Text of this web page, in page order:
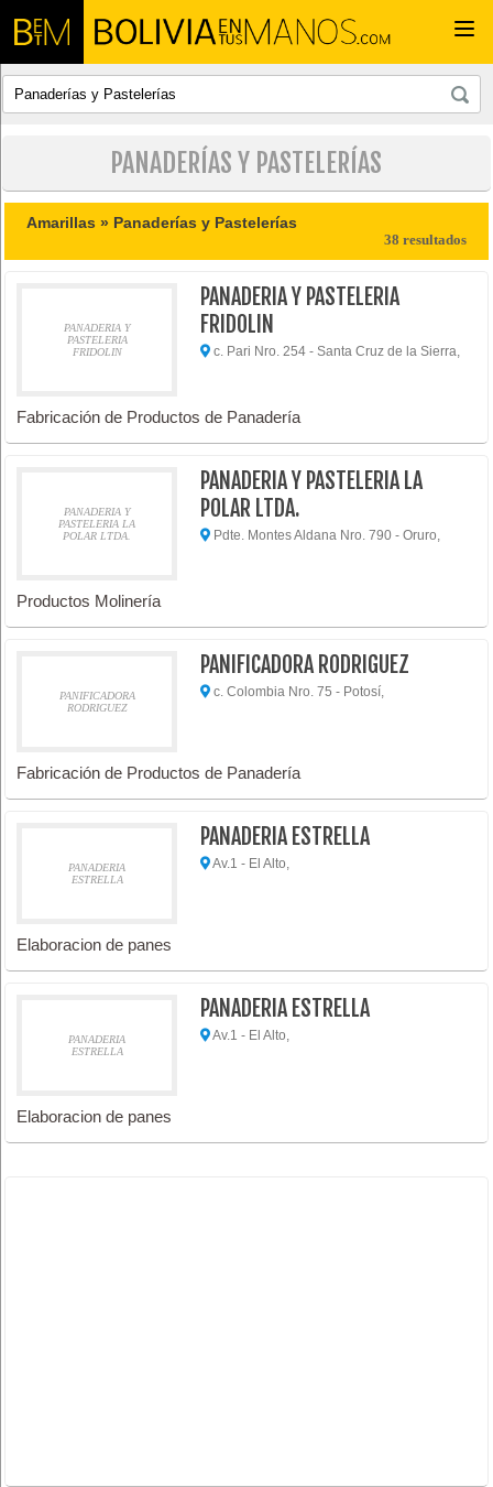
PANADERÍAS Y PASTELERÍAS
Amarillas » Panaderías y Pastelerías
38 resultados
PANADERIA Y
PASTELERIA
FRIDOLIN
PANADERIA Y PASTELERIA
FRIDOLIN
c. Pari Nro. 254 - Santa Cruz de la Sierra,
Fabricación de Productos de Panadería
PANADERIA Y
PASTELERIA LA
POLAR LTDA.
PANADERIA Y PASTELERIA LA
POLAR LTDA.
Pdte. Montes Aldana Nro. 790 - Oruro,
Productos Molinería
PANIFICADORA
RODRIGUEZ
PANIFICADORA RODRIGUEZ
c. Colombia Nro. 75 - Potosí,
Fabricación de Productos de Panadería
PANADERIA
ESTRELLA
PANADERIA ESTRELLA
Av.1 - El Alto,
Elaboracion de panes
PANADERIA
ESTRELLA
PANADERIA ESTRELLA
Av.1 - El Alto,
Elaboracion de panes